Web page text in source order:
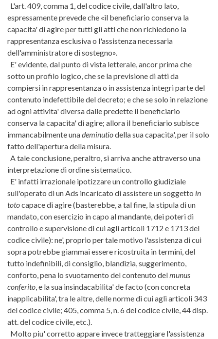
L'art. 409, comma 1, del codice civile, dall'altro lato,
espressamente prevede che «il beneficiario conserva la
capacita' di agire per tutti gli atti che non richiedono la
rappresentanza esclusiva o l'assistenza necessaria
dell'amministratore di sostegno».
E' evidente, dal punto di vista letterale, ancor prima che
sotto un profilo logico, che se la previsione di atti da
compiersi in rappresentanza o in assistenza integri parte del
contenuto indefettibile del decreto; e che se solo in relazione
ad ogni attivita' diversa dalle predette il beneficiario
conserva la capacita' di agire; allora il beneficiario subisce
immancabilmente unademinutiodella sua capacita', per il solo
fatto dell'apertura della misura.
A tale conclusione, peraltro, si arriva anche attraverso una
interpretazione di ordine sistematico.
E' infatti irrazionale ipotizzare un controllo giudiziale
sull'operato di un Ads incaricato di assistere un soggetto in
totocapace di agire (basterebbe, a tal fine, la stipula di un
mandato, con esercizio in capo al mandante, dei poteri di
controllo e supervisione di cui agli articoli 1712 e 1713 del
codice civile): ne', proprio per tale motivo l'assistenza di cui
sopra potrebbe giammai essere ricostruita in termini, del
tutto indefinibili, di consiglio, blandizia, suggerimento,
conforto, pena lo svuotamento del contenuto delmunus
conferito, e la sua insindacabilita' de facto (con concreta
inapplicabilita', tra le altre, delle norme di cui agli articoli 343
del codice civile; 405, comma 5, n. 6 del codice civile, 44 disp.
att. del codice civile, etc.).
Molto piu' corretto appare invece tratteggiare l'assistenza